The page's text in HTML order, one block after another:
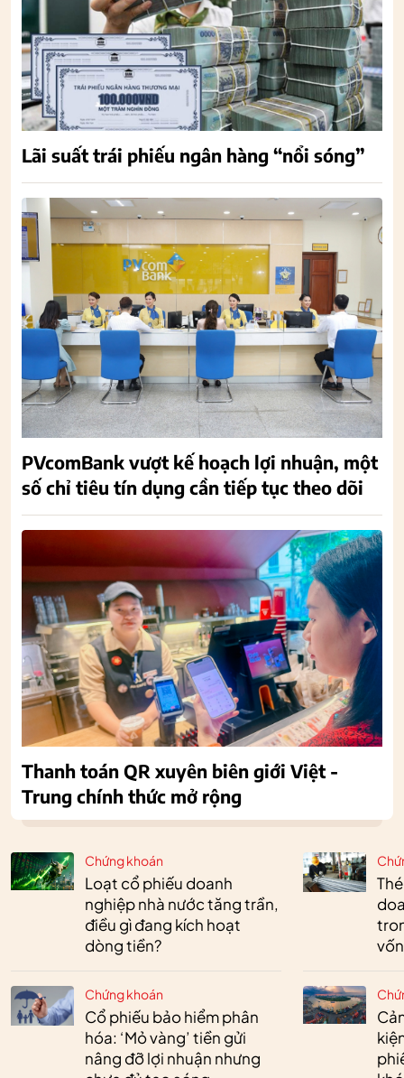
Chứng khoán
Loạt cổ phiếu doanh
nghiệp nhà nước tăng trần,
điều gì đang kích hoạt
dòng tiền?
Chứng khoán
Cổ phiếu bảo hiểm phân
hóa: ‘Mỏ vàng’ tiền gửi
nâng đỡ lợi nhuận nhưng
vốn
Lãi suất trái phiếu ngân hàng “nổi sóng”
PVcomBank vượt kế hoạch lợi nhuận, một
số chỉ tiêu tín dụng cần tiếp tục theo dõi
Thanh toán QR xuyên biên giới Việt -
Trung chính thức mở rộng